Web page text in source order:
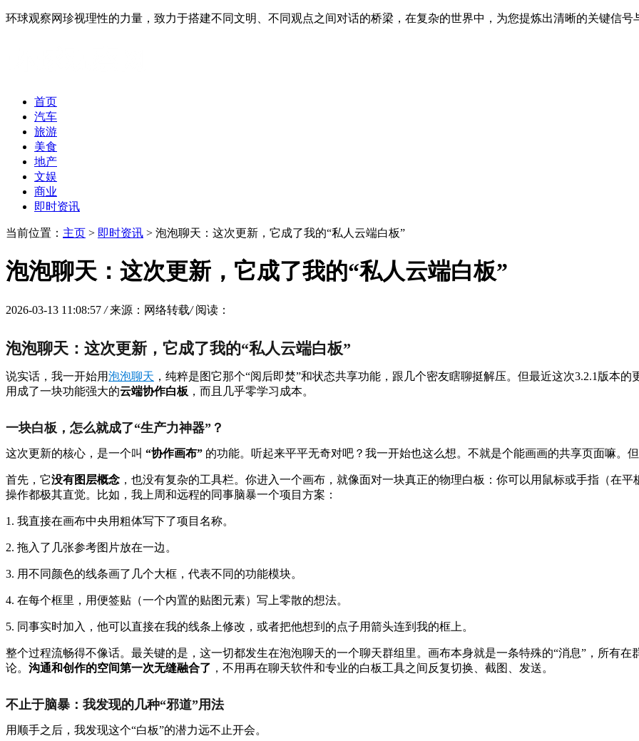
环球观察网珍视理性的力量，致力于搭建不同文明、不同观点之间对话的桥梁，在复杂的世界中，为您提炼出清晰的关键信号
首页
汽车
旅游
美食
地产
文娱
商业
即时资讯
当前位置： 主页 > 即时资讯 > 泡泡聊天：这次更新，它成了我的“私人云端白板”
泡泡聊天：这次更新，它成了我的“私人云端白板”
2026-03-13 11:08:57 / 来源：网络转载/ 阅读：
泡泡聊天：这次更新，它成了我的“私人云端白板”
说实话，我一开始用泡泡聊天 ，纯粹是图它那个“阅后即焚”和状态共享功能，跟几个密友瞎聊挺解压。但最近这次3.2.1版
用成了一块功能强大的云端协作白板 ，而且几乎零学习成本。
一块白板，怎么就成了“生产力神器”？
这次更新的核心，是一个叫 “协作画布” 的功能。听起来平平无奇对吧？我一开始也这么想。不就是个能画画的共享页面嘛。
首先，它没有图层概念 ，也没有复杂的工具栏。你进入一个画布，就像面对一块真正的物理白板：你可以用鼠标或手指（在
操作都极其直觉。比如，我上周和远程的同事脑暴一个项目方案：
1. 我直接在画布中央用粗体写下了项目名称。
2. 拖入了几张参考图片放在一边。
3. 用不同颜色的线条画了几个大框，代表不同的功能模块。
4. 在每个框里，用便签贴（一个内置的贴图元素）写上零散的想法。
5. 同事实时加入，他可以直接在我的线条上修改，或者把他想到的点子用箭头连到我的框上。
整个过程流畅得不像话。最关键的是，这一切都发生在泡泡聊天的一个聊天群组里。画布本身就是一条特殊的“消息”，所有
论。 沟通和创作的空间第一次无缝融合了 ，不用再在聊天软件和专业的白板工具之间反复切换、截图、发送。
不止于脑暴：我发现的几种“邪道”用法
用顺手之后，我发现这个“白板”的潜力远不止开会。